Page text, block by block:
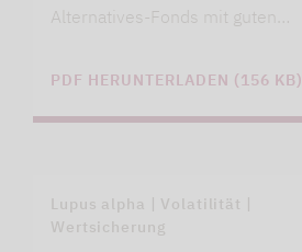
Alternatives-Fonds mit guten…
PDF HERUNTERLADEN (156 KB)
Lupus alpha | Volatilität |
Wertsicherung